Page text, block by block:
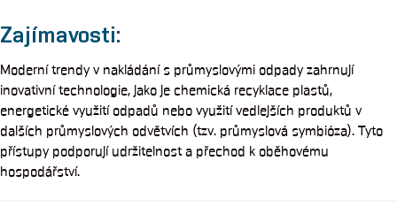
Zajímavosti:
Moderní trendy v nakládání s průmyslovými odpady zahrnují
inovativní technologie, jako je chemická recyklace plastů,
energetické využití odpadů nebo využití vedlejších produktů v
dalších průmyslových odvětvích (tzv. průmyslová symbióza). Tyto
přístupy podporují udržitelnost a přechod k oběhovému
hospodářství.